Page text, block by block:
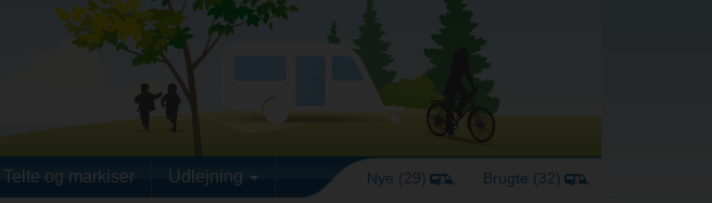
Telte og markiser Udlejning Nye (29) Brugte (32)